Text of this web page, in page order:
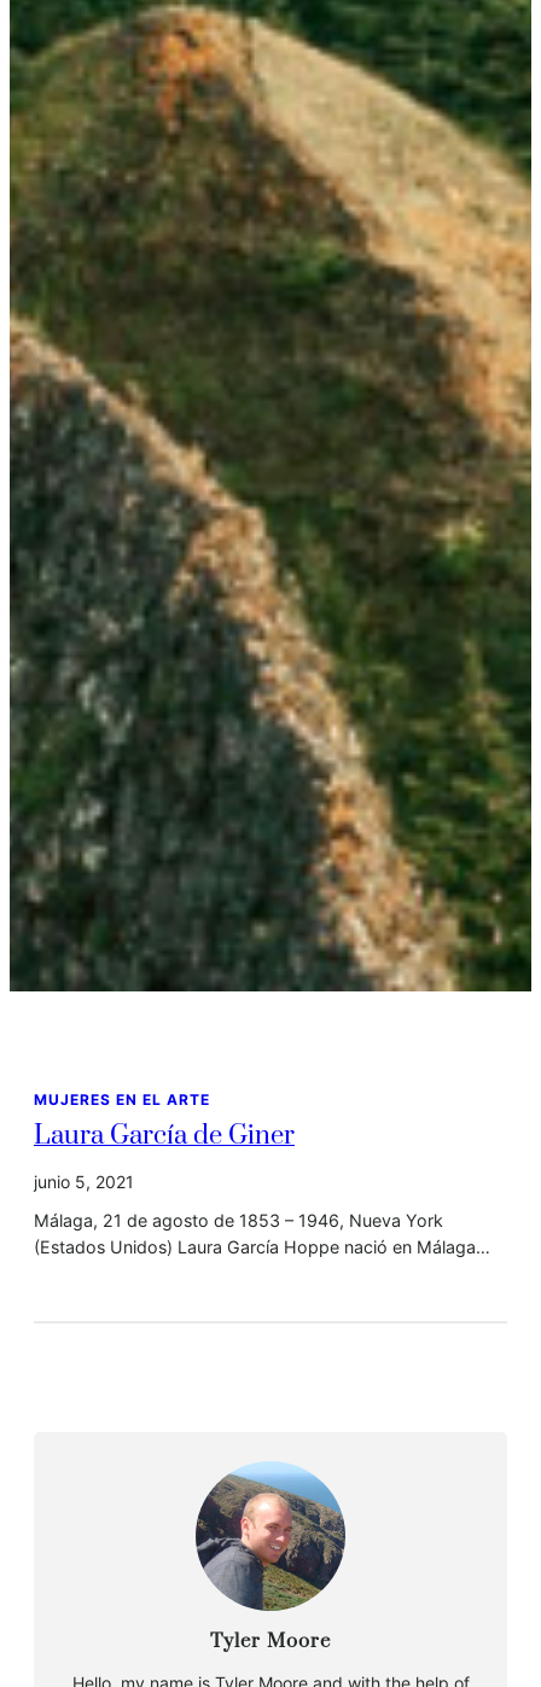
MUJERES EN EL ARTE
Laura García de Giner
junio 5, 2021
Málaga, 21 de agosto de 1853 – 1946, Nueva York
(Estados Unidos) Laura García Hoppe nació en Málaga…
Tyler Moore